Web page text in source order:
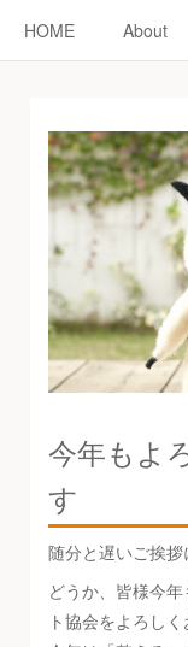
HOME About
認定作家紹介
今年もよ
す
随分と遅いご挨拶
どうか、皆様今
ト協会をよろしく